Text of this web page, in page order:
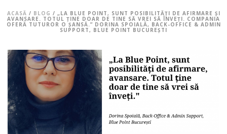
ACASĂ / BLOG / „LA BLUE POINT, SUNT POSIBILITĂȚI DE AFIRMARE ȘI
AVANSARE. TOTUL ȚINE DOAR DE TINE SĂ VREI SĂ ÎNVEȚI. COMPANIA
OFERĂ TUTUROR O ȘANSĂ.” DORINA SPOIALĂ, BACK-OFFICE & ADMIN
SUPPORT, BLUE POINT BUCUREȘTI